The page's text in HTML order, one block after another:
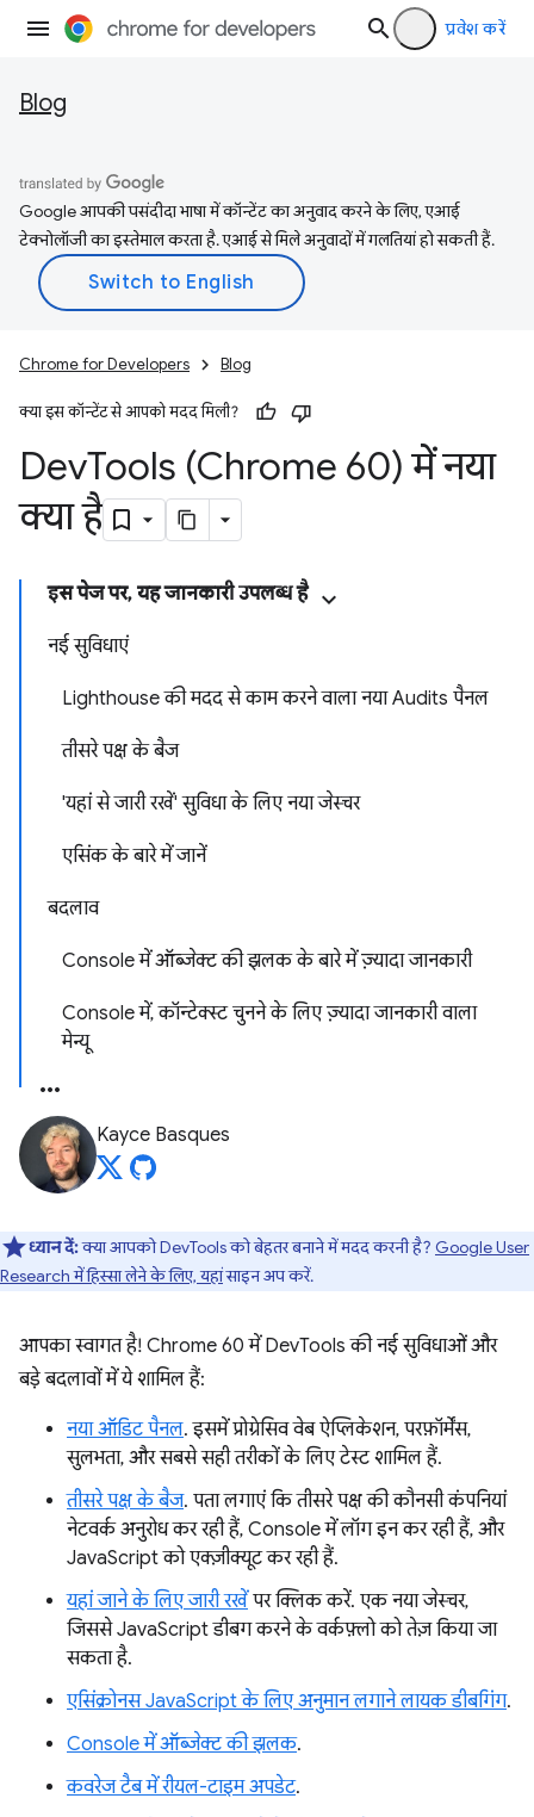
प्रवेश करें
Blog
Google आपकी पसंदीदा भाषा में कॉन्टेंट का अनुवाद करने के लिए, एआई
टेक्नोलॉजी का इस्तेमाल करता है. एआई से मिले अनुवादों में गलतियां हो सकती हैं.
Chrome for Developers Blog
क्या इस कॉन्टेंट से आपको मदद मिली?
DevTools (Chrome 60) में नया
क्या है
इस पेज पर, यह जानकारी उपलब्ध है
नई सुविधाएं
Lighthouse की मदद से काम करने वाला नया Audits पैनल
तीसरे पक्ष के बैज
'यहां से जारी रखें' सुविधा के लिए नया जेस्चर
एसिंक के बारे में जानें
बदलाव
Console में ऑब्जेक्ट की झलक के बारे में ज़्यादा जानकारी
Console में, कॉन्टेक्स्ट चुनने के लिए ज़्यादा जानकारी वाला
मेन्यू
Kayce Basques
ध्यान दें:क्या आपको DevTools को बेहतर बनाने में मदद करनी है? Google User
Research में हिस्सा लेने के लिए, यहांसाइन अप करें.
आपका स्वागत है! Chrome 60 में DevTools की नई सुविधाओं और
बड़े बदलावों में ये शामिल हैं:
नया ऑडिट पैनल. इसमें प्रोग्रेसिव वेब ऐप्लिकेशन, परफ़ॉर्मेंस,
सुलभता, और सबसे सही तरीकों के लिए टेस्ट शामिल हैं.
तीसरे पक्ष के बैज. पता लगाएं कि तीसरे पक्ष की कौनसी कंपनियां
नेटवर्क अनुरोध कर रही हैं, Console में लॉग इन कर रही हैं, और
JavaScript को एक्ज़ीक्यूट कर रही हैं.
यहां जाने के लिए जारी रखें पर क्लिक करें. एक नया जेस्चर,
जिससे JavaScript डीबग करने के वर्कफ़्लो को तेज़ किया जा
सकता है.
एसिंक्रोनस JavaScript के लिए अनुमान लगाने लायक डीबगिंग.
Console में ऑब्जेक्ट की झलक.
कवरेज टैब में रीयल-टाइम अपडेट.